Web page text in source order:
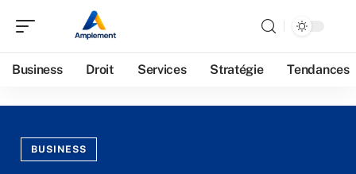
Business Droit Services Stratégie Tendances
BUSINESS